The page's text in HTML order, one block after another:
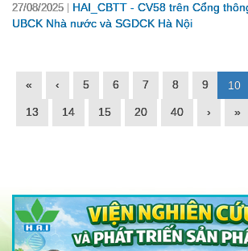
27/08/2025
HAI_CBTT - CV58 trên Cổng
UBCK Nhà nước và SGDCK Hà Nội
« ‹ 5 6 7 8 9 10
13 14 15 20 40 › »